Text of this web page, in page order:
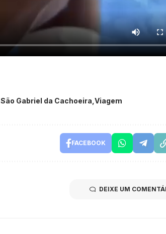
São Gabriel da Cachoeira Viagem
FACEBOOK
DEIXE UM